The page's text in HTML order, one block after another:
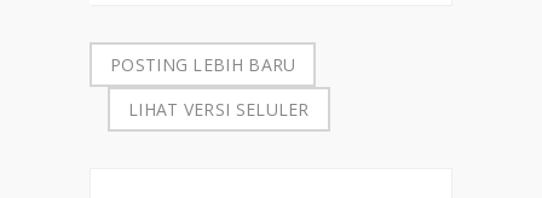
POSTING LEBIH BARU
LIHAT VERSI SELULER